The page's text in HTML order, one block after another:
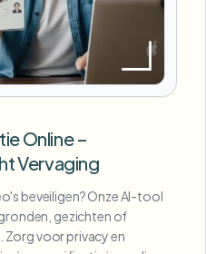
Online –
Vervaging
beveiligen? Onze AI-tool
gezichten of
Zorg voor privacy en